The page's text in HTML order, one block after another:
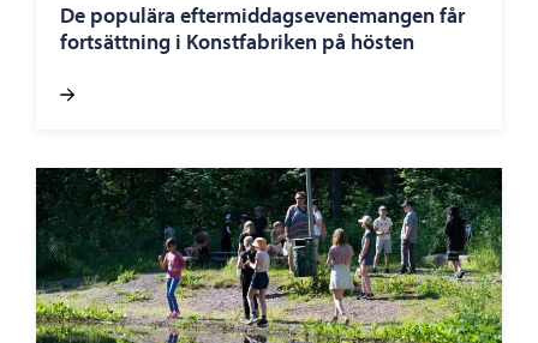
De populära eftermiddagsevenemangen får
fortsättning i Konstfabriken på hösten